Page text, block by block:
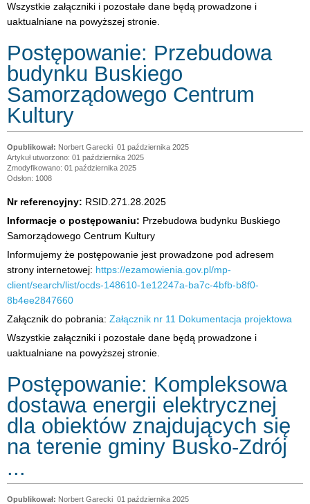
Wszystkie załączniki i pozostałe dane będą prowadzone i
uaktualniane na powyższej stronie.
Postępowanie: Przebudowa
budynku Buskiego
Samorządowego Centrum
Kultury
Norbert Garecki 01 października 2025
Artykuł utworzono: 01 października 2025
Zmodyfikowano: 01 października 2025
Odsłon: 1008
Nr referencyjny: RSID.271.28.2025
Informacje o postępowaniu: Przebudowa budynku Buskiego
Samorządowego Centrum Kultury
Informujemy że postępowanie jest prowadzone pod adresem
strony internetowej: https://ezamowienia.gov.pl/mp-
client/search/list/ocds-148610-1e12247a-ba7c-4bfb-b8f0-
8b4ee2847660
Załącznik do pobrania: Załącznik nr 11 Dokumentacja projektowa
Wszystkie załączniki i pozostałe dane będą prowadzone i
uaktualniane na powyższej stronie.
Postępowanie: Kompleksowa
dostawa energii elektrycznej
dla obiektów znajdujących się
na terenie gminy Busko-Zdrój
...
Norbert Garecki 01 października 2025